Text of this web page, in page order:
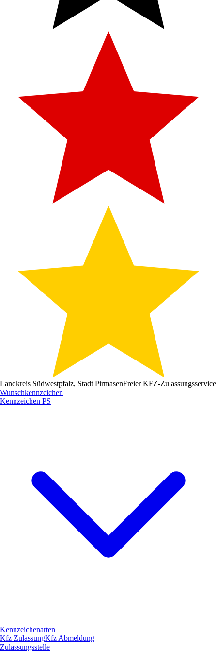
Landkreis Südwestpfalz, Stadt PirmasenFreier KFZ-Zulassungsservice
Wunschkennzeichen
Kennzeichen PS
Kennzeichenarten
Kfz ZulassungKfz Abmeldung
Zulassungsstelle